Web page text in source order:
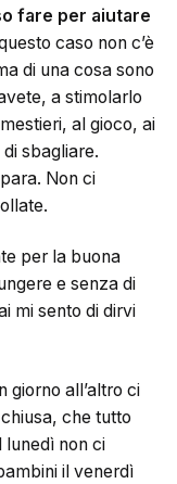
fare per aiutare
caso non c’è
di una cosa sono
a stimolarlo
al gioco, ai
sbagliare.
Non ci
per la buona
e senza di
mi sento di dirvi
giorno all’altro ci
che tutto
non ci
il venerdì